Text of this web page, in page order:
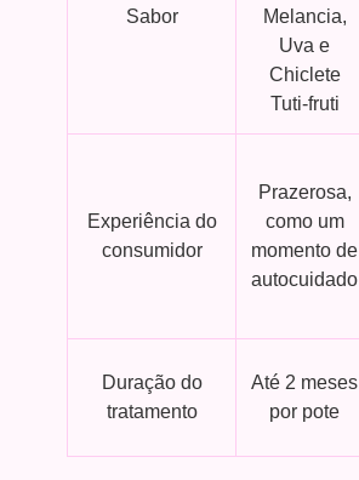
Sabor
Melancia,
Uva e
Chiclete
Tuti-fruti
Experiência do
consumidor
Prazerosa,
como um
momento de
autocuidado
Duração do
tratamento
Até 2 meses
por pote